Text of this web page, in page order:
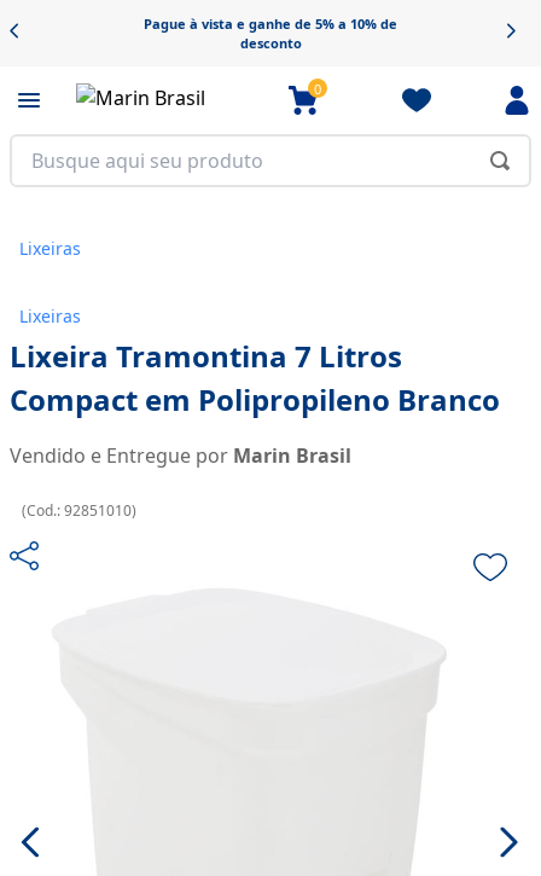
Pague à vista e ganhe de 5% a 10% de
desconto
0
Lixeiras
Lixeiras
Lixeira Tramontina 7 Litros
Compact em Polipropileno Branco
Vendido e Entregue por Marin Brasil
(Cod.:92851010)